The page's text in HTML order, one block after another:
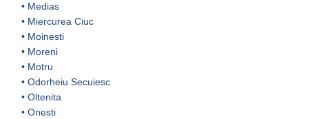
• Medias
• Miercurea Ciuc
• Moinesti
• Moreni
• Motru
• Odorheiu Secuiesc
• Oltenita
• Onesti